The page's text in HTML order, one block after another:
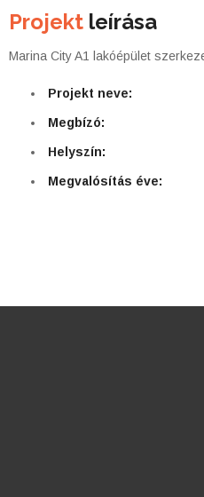
Projekt leírása
Marina City A1 lakóépület
Projekt neve:
Megbízó:
Helyszín:
Megvalósítás éve: